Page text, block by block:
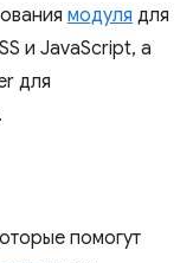
модуля для
и JavaScript, а
для
помогут